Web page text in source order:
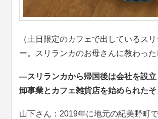
（土日限定のカフェで出しているス
ー。スリランカのお母さんに教わった
―スリランカから帰国後は会社を設
卸事業とカフェ雑貨店を始められたそ
山下さん：2019年に地元の紀美野町